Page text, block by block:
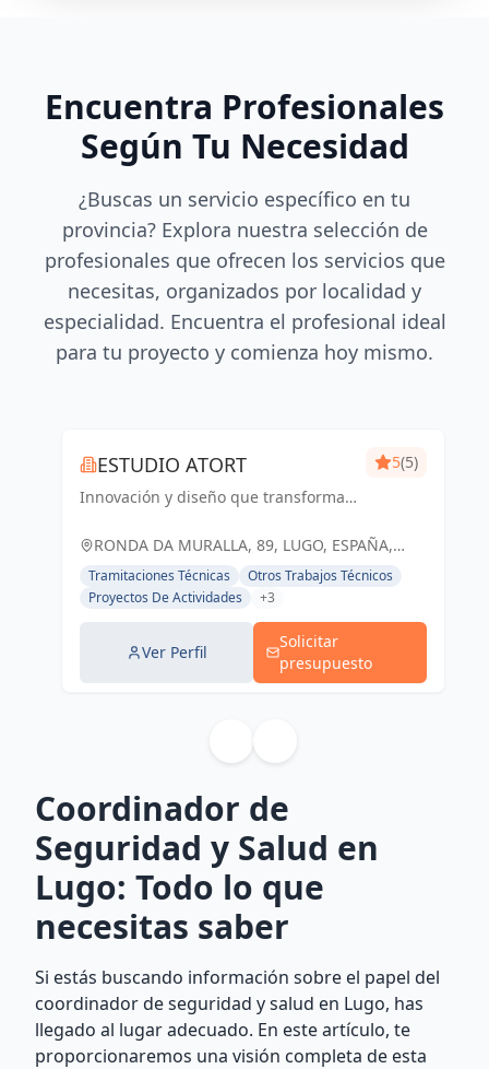
Encuentra Profesionales
Según Tu Necesidad
¿Buscas un servicio específico en tu
provincia? Explora nuestra selección de
profesionales que ofrecen los servicios que
necesitas, organizados por localidad y
especialidad. Encuentra el profesional ideal
para tu proyecto y comienza hoy mismo.
ESTUDIO ATORT
Innovación y diseño que transforman
5(5)
RONDA DA MURALLA, 89, LUGO, ESPAÑA,
España
Tramitaciones Técnicas
Otros Trabajos Técnicos
Proyectos De Actividades
+3
Ver Perfil
Solicitar
presupuesto
Coordinador de
Seguridad y Salud en
Lugo: Todo lo que
necesitas saber
Si estás buscando información sobre el papel del
coordinador de seguridad y salud en Lugo, has
llegado al lugar adecuado. En este artículo, te
proporcionaremos una visión completa de esta